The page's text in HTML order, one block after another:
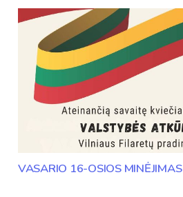
VASARIO 16-OSIOS MINĖJIMAS